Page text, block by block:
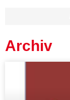
Archiv